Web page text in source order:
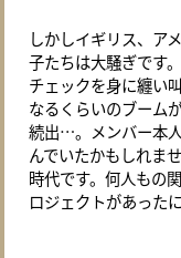
しかしイギリス、ア
子たちは大騒ぎです
チェックを身に纏い
なるくらいのブーム
続出…。メンバー本
んでいたかもしれま
時代です。何人もの
ロジェクトがあった